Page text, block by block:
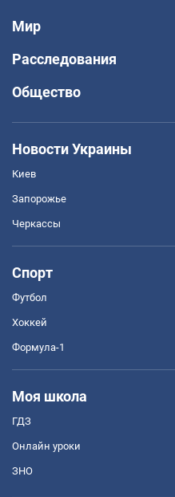
Мир
Расследования
Общество
Новости Украины
Киев
Запорожье
Черкассы
Спорт
Футбол
Хоккей
Формула-1
Моя школа
ГДЗ
Онлайн уроки
ЗНО